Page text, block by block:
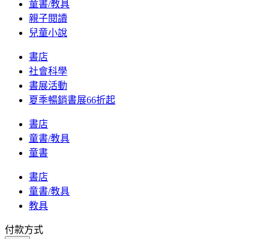
童書/教具
親子閱讀
兒童小說
書店
社會科學
書展活動
夏季暢銷書展66折起
書店
童書/教具
童書
書店
童書/教具
教具
付款方式